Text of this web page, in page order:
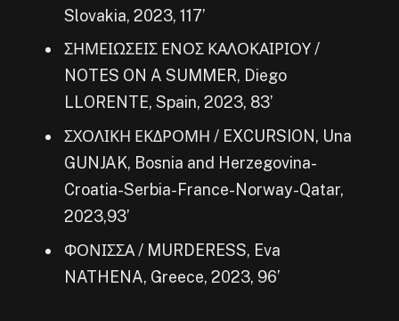
Slovakia, 2023, 117’
ΣΗΜΕΙΩΣΕΙΣ ΕΝΟΣ ΚΑΛΟΚΑΙΡΙΟΥ /
NOTES ON A SUMMER, Diego
LLORENTE, Spain, 2023, 83’
ΣΧΟΛΙΚΗ ΕΚΔΡΟΜΗ / EXCURSION, Una
GUNJAK, Bosnia and Herzegovina-
Croatia-Serbia-France-Norway-Qatar,
2023,93’
ΦΟΝΙΣΣΑ / MURDERESS, Eva
NATHENA, Greece, 2023, 96’